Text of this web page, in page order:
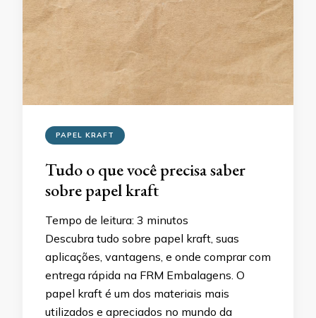
PAPEL KRAFT
Tudo o que você precisa saber
sobre papel kraft
Tempo de leitura: 3 minutos
Descubra tudo sobre papel kraft, suas
aplicações, vantagens, e onde comprar com
entrega rápida na FRM Embalagens. O
papel kraft é um dos materiais mais
utilizados e apreciados no mundo da